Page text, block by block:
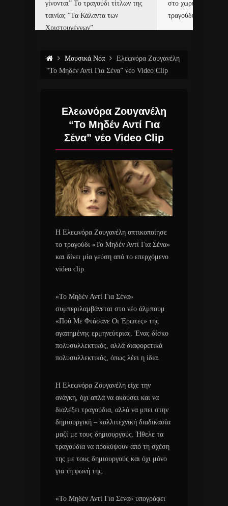
γίνονται” Το τραγούδι τίτλων της
ταινίας “Τα Κάλαντα των
Χριστουγέννων”
στο χωριό του Άι
τραγούδι και video
Μουσικά Νέα
Ελεωνόρα Ζουγανέλη
“Το Μηδέν Αντί Για Σένα” νέο Video Clip
Ελεωνόρα Ζουγανέλη
“Το Μηδέν Αντί Για
Σένα” νέο Video Clip
Η Ελεωνόρα Ζουγανέλη οπτικοποίησε
το τραγούδι «Το Μηδέν Αντί Για Σένα»
και δίνει μία γεύση από το επερχόμενο
video clip.
«Το Μηδέν Αντί Για Σένα»
συμπεριλαμβάνεται στο νέο άλμπουμ
«Πού Με Φτάσανε Οι Έρωτες» της
αγαπημένης ερμηνεύτριας. Ένας δίσκο
πολυσυλλεκτικός, αλλά διαφορετικά
πολυσυλλεκτικός, όπως λέει η ίδια.
Η Ελεωνόρα Ζουγανέλη είχε την
ανάγκη, όχι απλά να ακούσει και να
διαλέξει τραγούδια, αλλά να μπει στην
δημιουργική – καλλιτεχνική διαδικασία
μαζί με τους δημιουργούς. Ήθελε τα
τραγούδια να προκύψουν από τη σχέση
της με τους δημιουργούς και όχι μόνο
για τη φωνή της.
«Το Μηδέν Αντί Για Σένα» υπογράφει